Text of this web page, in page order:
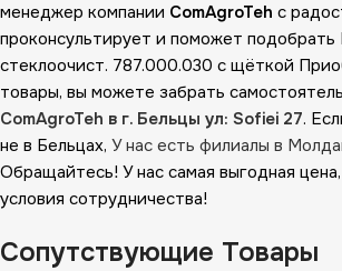
менеджер компании ComAgroTeh с
проконсультирует и поможет подобрать
стеклоочист. 787.000.030 с щёткой
товары, вы можете забрать
ComAgroTeh в г. Бельцы ул: Sofiei 27.
не в Бельцах, У нас есть филиалы в
Обращайтесь! У нас самая выгодная
условия сотрудничества!
Сопутствующие Товары